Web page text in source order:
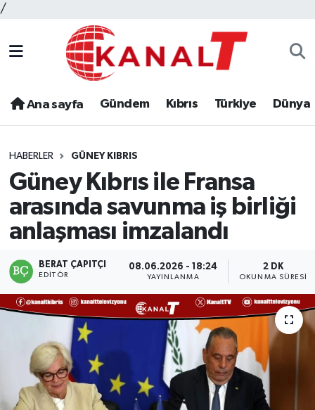
/
Ana sayfa Gündem Kıbrıs Türkiye Dünya
HABERLER GÜNEY KIBRIS
Güney Kıbrıs ile Fransa
arasında savunma iş birliği
anlaşması imzalandı
BERAT ÇAPITÇI
EDITÖR
08.06.2026 - 18:24
YAYINLANMA
2 DK
OKUNMA SÜRESI